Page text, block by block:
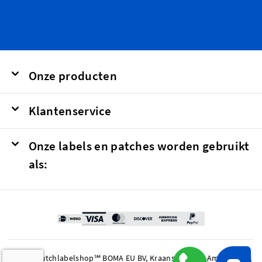
Onze producten
Klantenservice
Onze labels en patches worden gebruikt
als:
© 2026 Dutchlabelshop℠ BOMA EU BV, Kraanspoor 50, Amsterdam,